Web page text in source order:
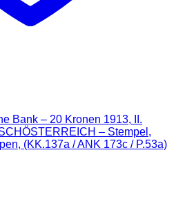
Bank – 20 Kronen 1913, II.
– Stempel,
(KK.137a / ANK 173c / P.53a)